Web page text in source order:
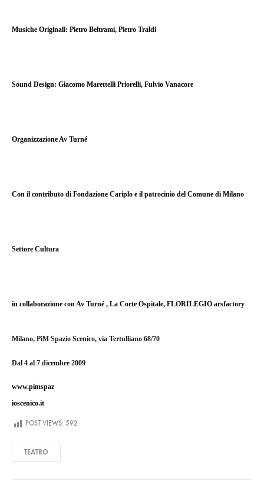
Musiche Originali: Pietro Beltrami, Pietro Traldi
Sound Design: Giacomo Marettelli Priorelli, Fulvio Vanacore
OrganizzazioneAv Turné
Con il contributo di Fondazione Cariplo e il patrocinio del Comune di Milano
Settore Cultura
in collaborazione conAv Turné , La Corte Ospitale, FLORILEGIO arsfactory
Milano, PiM Spazio Scenico, via Tertulliano 68/70
Dal 4 al 7 dicembre 2009
www.pimspaz
ioscenico.it
POST VIEWS: 592
TEATRO